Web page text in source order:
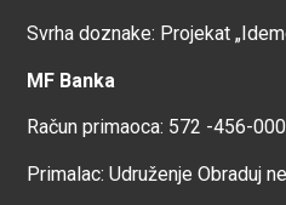
Svrha doznake: Projekat
MF Banka
Račun primaoca: 572 -456-
Primalac: Udruženje Obraduj